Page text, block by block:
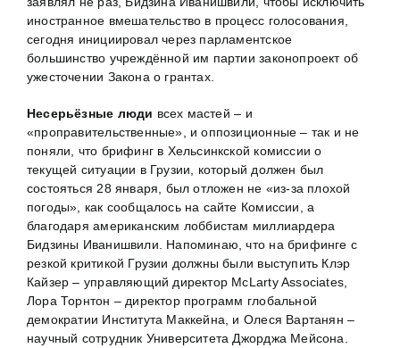
иностранное вмешательство в процесс голосования,
сегодня инициировал через парламентское
большинство учреждённой им партии законопроект об
ужесточении Закона о грантах.
Несерьёзные люди всех мастей – и
«проправительственные», и оппозиционные – так и не
поняли, что брифинг в Хельсинкской комиссии о
текущей ситуации в Грузии, который должен был
состояться 28 января, был отложен не «из-за плохой
погоды», как сообщалось на сайте Комиссии, а
благодаря американским лоббистам миллиардера
Бидзины Иванишвили. Напоминаю, что на брифинге с
резкой критикой Грузии должны были выступить Клэр
Кайзер – управляющий директор McLarty Associates,
Лора Торнтон – директор программ глобальной
демократии Института Маккейна, и Олеся Вартанян –
научный сотрудник Университета Джорджа Мейсона.